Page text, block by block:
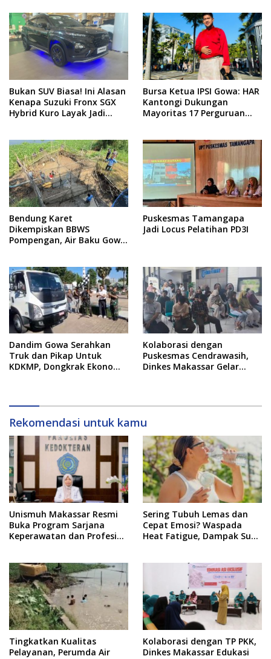
Bukan SUV Biasa! Ini Alasan
Kenapa Suzuki Fronx SGX
Hybrid Kuro Layak Jadi
Bursa Ketua IPSI Gowa: HAR
Kantongi Dukungan
Mayoritas 17 Perguruan
Bendung Karet
Dikempiskan BBWS
Pompengan, Air Baku Gowa
Puskesmas Tamangapa
Jadi Locus Pelatihan PD3I
Dandim Gowa Serahkan
Truk dan Pikap Untuk
KDKMP, Dongkrak Ekonomi
Kolaborasi dengan
Puskesmas Cendrawasih,
Dinkes Makassar Gelar
Rekomendasi untuk kamu
Unismuh Makassar Resmi
Buka Program Sarjana
Keperawatan dan Profesi
Sering Tubuh Lemas dan
Cepat Emosi? Waspada
Heat Fatigue, Dampak Suhu
Tingkatkan Kualitas
Pelayanan, Perumda Air
Kolaborasi dengan TP PKK,
Dinkes Makassar Edukasi